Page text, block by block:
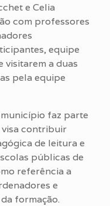
e Celia
com professores
equipe
visitarem a duas
pela equipe
faz parte
visa contribuir
de leitura e
públicas de
referência a
e
formação.